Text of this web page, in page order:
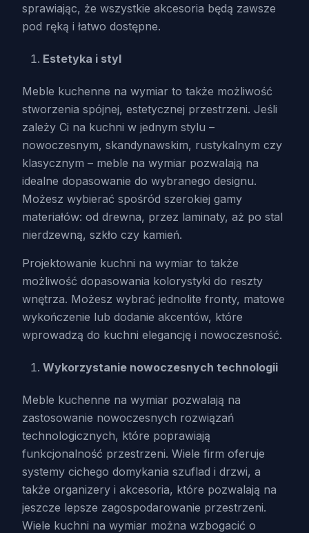
sprawiając, że wszystkie akcesoria będą zawsze
pod ręką i łatwo dostępne.
Estetyka i styl
Meble kuchenne na wymiar to także możliwość
stworzenia spójnej, estetycznej przestrzeni. Jeśli
zależy Ci na kuchni w jednym stylu –
nowoczesnym, skandynawskim, rustykalnym czy
klasycznym – meble na wymiar pozwalają na
idealne dopasowanie do wybranego designu.
Możesz wybierać spośród szerokiej gamy
materiałów: od drewna, przez laminaty, aż po stal
nierdzewną, szkło czy kamień.
Projektowanie kuchni na wymiar to także
możliwość dopasowania kolorystyki do reszty
wnętrza. Możesz wybrać jednolite fronty, matowe
wykończenie lub dodanie akcentów, które
wprowadzą do kuchni elegancję i nowoczesność.
Wykorzystanie nowoczesnych technologii
Meble kuchenne na wymiar pozwalają na
zastosowanie nowoczesnych rozwiązań
technologicznych, które poprawiają
funkcjonalność przestrzeni. Wiele firm oferuje
systemy cichego domykania szuflad i drzwi, a
także organizery i akcesoria, które pozwalają na
jeszcze lepsze zagospodarowanie przestrzeni.
Wiele kuchni na wymiar można wzbogacić o